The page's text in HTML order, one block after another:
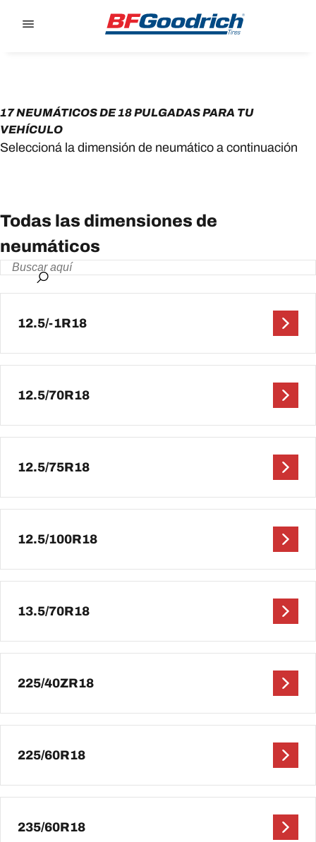
17 NEUMÁTICOS DE 18 PULGADAS PARA TU
VEHÍCULO
Seleccioná la dimensión de neumático a continuación
Todas las dimensiones de
neumáticos
12.5/-1R18
12.5/70R18
12.5/75R18
12.5/100R18
13.5/70R18
225/40ZR18
225/60R18
235/60R18